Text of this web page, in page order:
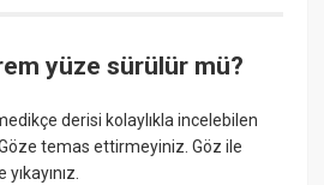
yüze sürülür mü?
derisi kolaylıkla incelebilen
temas ettirmeyiniz. Göz ile